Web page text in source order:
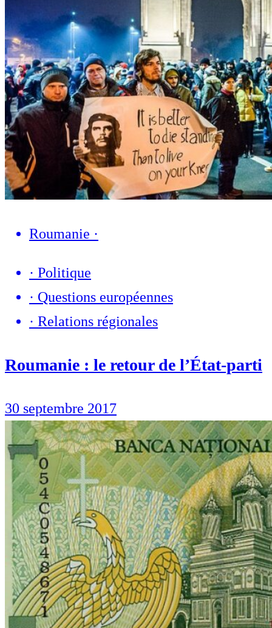
Roumanie ·
· Politique
· Questions européennes
· Relations régionales
Roumanie : le retour de l’État-parti
30 septembre 2017